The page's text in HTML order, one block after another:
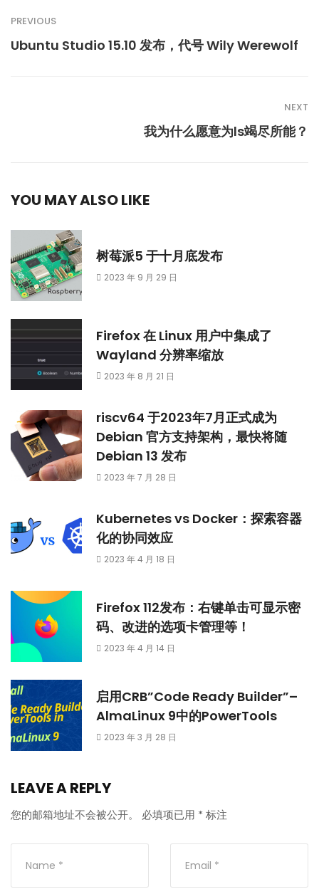
PREVIOUS
Ubuntu Studio 15.10 发布，代号 Wily Werewolf
NEXT
我为什么愿意为ls竭尽所能？
YOU MAY ALSO LIKE
树莓派5 于十月底发布
2023 年 9 月 29 日
Firefox 在 Linux 用户中集成了
Wayland 分辨率缩放
2023 年 8 月 21 日
riscv64 于2023年7月正式成为
Debian 官方支持架构，最快将随
Debian 13 发布
2023 年 7 月 28 日
Kubernetes vs Docker：探索容器
化的协同效应
2023 年 4 月 18 日
Firefox 112发布：右键单击可显示密
码、改进的选项卡管理等！
2023 年 4 月 14 日
启用CRB”Code Ready Builder”–
AlmaLinux 9中的PowerTools
2023 年 3 月 28 日
LEAVE A REPLY
您的邮箱地址不会被公开。 必填项已用 * 标注